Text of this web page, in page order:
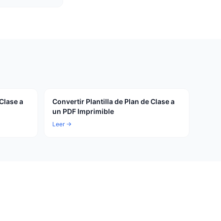
a
Convertir Plantilla de Plan de Clase a
un PDF Imprimible
Leer →